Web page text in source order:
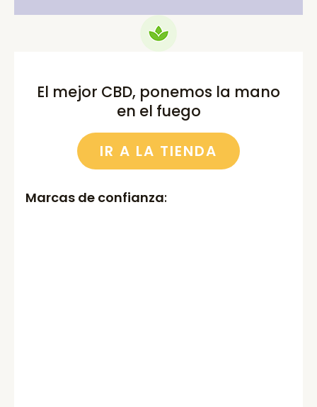
El mejor CBD, ponemos la mano
en el fuego
IR A LA TIENDA
Marcas de confianza: